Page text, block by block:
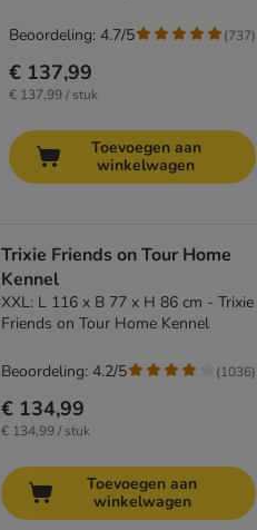
€ 137,99
€ 137,99 / stuk
Beoordeling: 4.7/5 (737)
Toevoegen aan
winkelwagen
Trixie Friends on Tour Home
Kennel
XXL: L 116 x B 77 x H 86 cm - Trixie
Friends on Tour Home Kennel
€ 134,99
€ 134,99 / stuk
Beoordeling: 4.2/5 (1036)
Toevoegen aan
winkelwagen